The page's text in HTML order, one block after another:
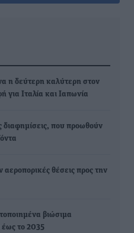
η δεύτερη καλύτερη στον
Ιταλία και Ιαπωνία
που προωθούν
θέσεις προς την
βιώσιμα
το 2035